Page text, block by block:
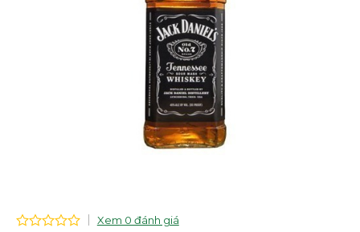
Xem 0 đánh giá